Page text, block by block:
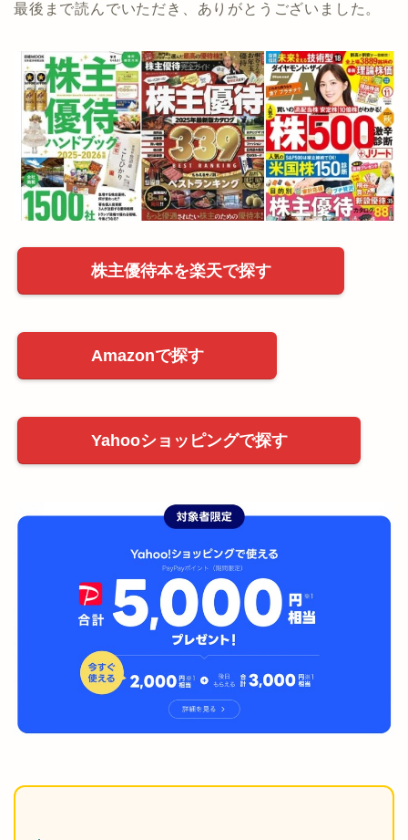
最後まで読んでいただき、ありがとうございました。
株主優待本を楽天で探す
Amazonで探す
Yahooショッピングで探す